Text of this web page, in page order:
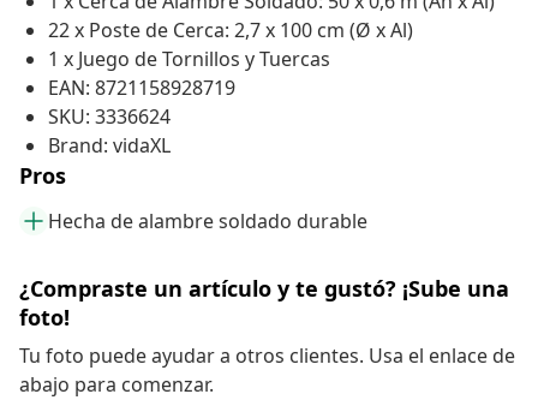
22 x Poste de Cerca: 2,7 x 100 cm (Ø x Al)
1 x Juego de Tornillos y Tuercas
EAN: 8721158928719
SKU: 3336624
Brand: vidaXL
Pros
Hecha de alambre soldado durable
¿Compraste un artículo y te gustó? ¡Sube una
foto!
Tu foto puede ayudar a otros clientes. Usa el enlace de
abajo para comenzar.